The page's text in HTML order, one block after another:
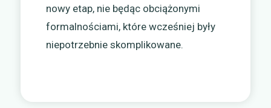
nowy etap, nie będąc obciążonymi
formalnościami, które wcześniej były
niepotrzebnie skomplikowane.